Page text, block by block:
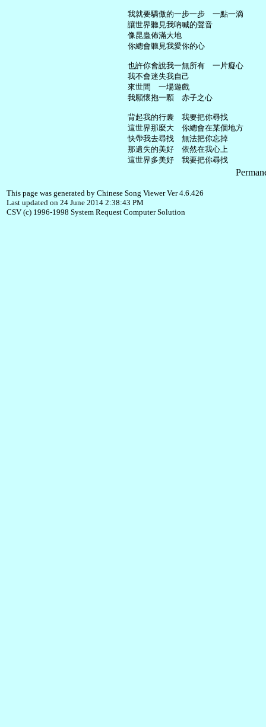
     我就要驕傲的一步一步　一點一滴
     讓世界聽見我吶喊的聲音
     像昆蟲佈滿大地
     你總會聽見我愛你的心
     也許你會說我一無所有　一片癡心
     我不會迷失我自己
     來世間　一場遊戲
     我願懷抱一顆　赤子之心
     背起我的行囊　我要把你尋找
     這世界那麼大　你總會在某個地方
     快帶我去尋找　無法把你忘掉
     那遺失的美好　依然在我心上
This page was generated by Chinese Song Viewer Ver 4.6.426
Last updated on 24 June 2014 2:38:43 PM
CSV (c) 1996-1998 System Request Computer Solution